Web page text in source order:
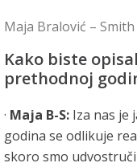
Maja Bralović – Smith
Kako biste
prethodnoj
· Maja B-S: Iza nas je
godina se odlikuje
skoro smo